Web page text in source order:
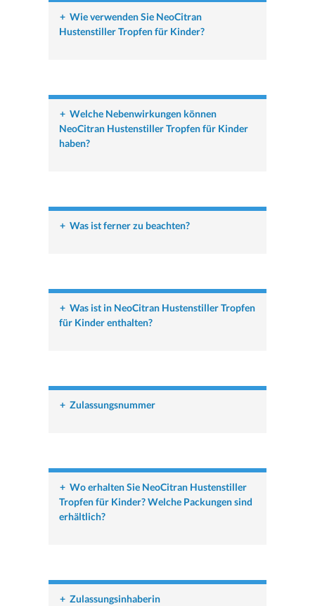
+ Wie verwenden Sie NeoCitran
Hustenstiller Tropfen für Kinder?
+ Welche Nebenwirkungen können
NeoCitran Hustenstiller Tropfen für Kinder
haben?
+ Was ist ferner zu beachten?
+ Was ist in NeoCitran Hustenstiller Tropfen
für Kinder enthalten?
+ Zulassungsnummer
+ Wo erhalten Sie NeoCitran Hustenstiller
Tropfen für Kinder? Welche Packungen sind
erhältlich?
+ Zulassungsinhaberin